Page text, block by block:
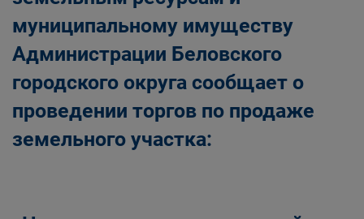
муниципальному имуществу
Администрации Беловского
городского округа сообщает о
проведении торгов по продаже
земельного участка: